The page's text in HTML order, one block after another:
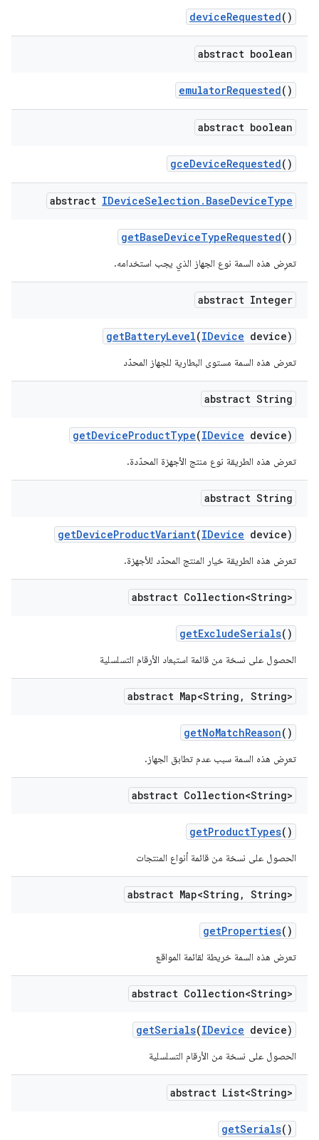
deviceRequested()
abstract boolean
emulatorRequested()
abstract boolean
gceDeviceRequested()
abstract IDeviceSelection . BaseDeviceType
getBaseDeviceTypeRequested()
تعرِض هذه السمة نوع الجهاز الذي يجب استخدامه.
abstract Integer
getBatteryLevel(IDevice device)
تعرض هذه السمة مستوى البطارية للجهاز المحدّد
abstract String
getDeviceProductType(IDevice device)
تعرض هذه الطريقة نوع منتج الأجهزة المحدّدة.
abstract String
getDeviceProductVariant(IDevice device)
تعرض هذه الطريقة خيار المنتج المحدّد للأجهزة.
abstract Collection<String>
getExcludeSerials()
الحصول على نسخة من قائمة استبعاد الأرقام التسلسلية
abstract Map<String , String>
getNoMatchReason()
تعرِض هذه السمة سبب عدم تطابق الجهاز.
abstract Collection<String>
getProductTypes()
الحصول على نسخة من قائمة أنواع المنتجات
abstract Map<String , String>
getProperties()
تعرض هذه السمة خريطة لقائمة المواقع
abstract Collection<String>
getSerials(IDevice device)
الحصول على نسخة من الأرقام التسلسلية
abstract List<String>
getSerials()